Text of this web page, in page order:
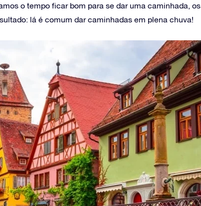
o tempo ficar bom para se dar uma caminhada, os
lá é comum dar caminhadas em plena chuva!